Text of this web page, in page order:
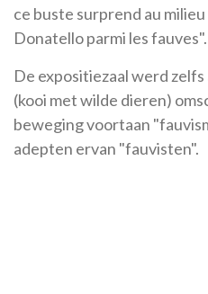
ce buste surprend au
Donatello parmi les fauves".
De expositiezaal werd
(kooi met wilde dieren)
beweging voortaan
adepten ervan "fauvisten".